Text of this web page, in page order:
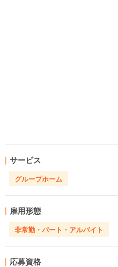
サービス
グループホーム
雇用形態
非常勤・パート・アルバイト
応募資格